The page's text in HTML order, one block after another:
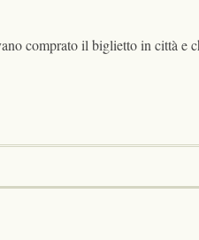
comprato il biglietto in città